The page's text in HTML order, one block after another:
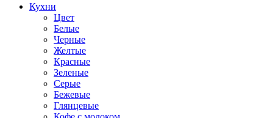
Кухни
Цвет
Белые
Черные
Желтые
Красные
Зеленые
Серые
Бежевые
Глянцевые